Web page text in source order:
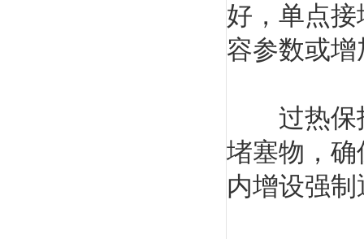
好，单点
容参数或
过热保护
堵塞物，
内增设强